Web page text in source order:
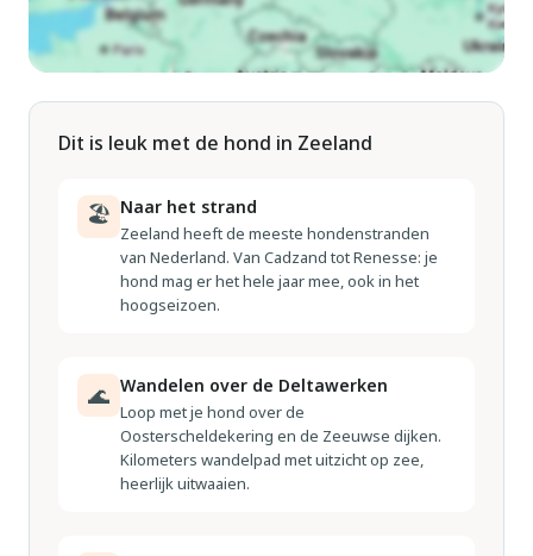
Dit is leuk met de hond in Zeeland
🏖 Naar het strand
Zeeland heeft de meeste hondenstranden
van Nederland. Van Cadzand tot Renesse: je
hond mag er het hele jaar mee, ook in het
hoogseizoen.
🌊 Wandelen over de Deltawerken
Loop met je hond over de
Oosterscheldekering en de Zeeuwse dijken.
Kilometers wandelpad met uitzicht op zee,
heerlijk uitwaaien.